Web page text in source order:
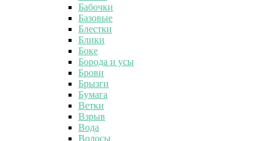
Бабочки
Базовые
Блестки
Блики
Боке
Борода и усы
Брови
Брызги
Бумага
Ветки
Взрыв
Вода
Волосы